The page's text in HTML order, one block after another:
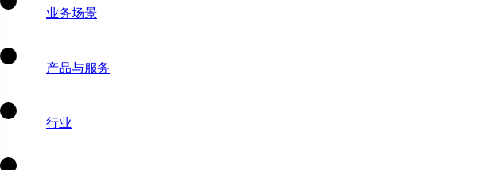
业务场景
产品与服务
行业